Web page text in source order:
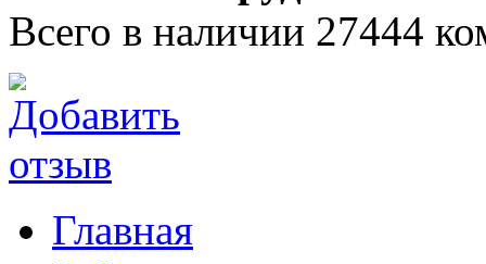
Всего в наличии 27444
Главная